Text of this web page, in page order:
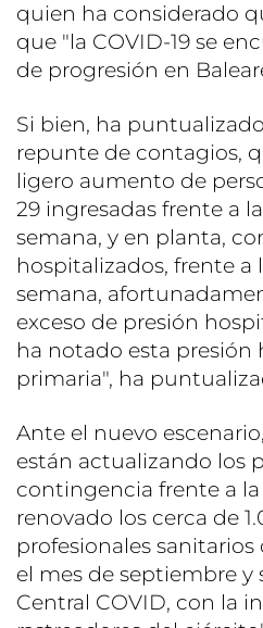
quien ha considerado
que "la COVID-19 se
de progresión en
Si bien, ha
repunte de contagios,
ligero aumento de
29 ingresadas frente a
semana, y en planta,
hospitalizados, frente a
semana,
exceso de presión
ha notado esta presión
primaria", ha
Ante el nuevo
están actualizando los
contingencia frente a la
renovado los cerca de
profesionales
el mes de septiembre y
Central COVID, con la